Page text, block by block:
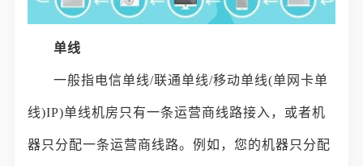
单线
一般指电信单线/联通单线/移动单线(单网卡单
线)IP)单线机房只有一条运营商线路接入，或者机
器只分配一条运营商线路。例如，您的机器只分配